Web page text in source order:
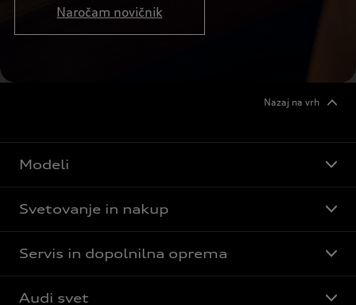
Naročam novičnik
Nazaj na vrh
Modeli
Svetovanje in nakup
Servis in dopolnilna oprema
Audi svet